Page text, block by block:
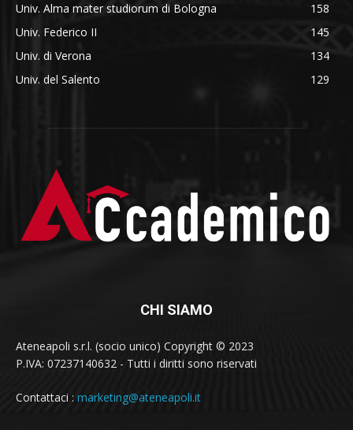
Univ. Alma mater studiorum di Bologna
158
Univ. Federico II
145
Univ. di Verona
134
Univ. del Salento
129
CHI SIAMO
Ateneapoli s.r.l. (socio unico) Copyright © 2023
P.IVA: 07237140632 - Tutti i diritti sono riservati
Contattaci : marketing@ateneapoli.it